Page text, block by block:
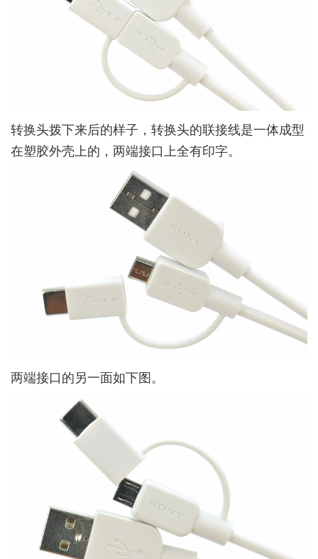
转换头拨下来后的样子，转换头的联接线是一体成型
在塑胶外壳上的，两端接口上全有印字。
两端接口的另一面如下图。